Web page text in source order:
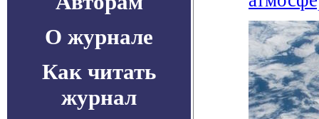
О журнале
Как читать
журнал